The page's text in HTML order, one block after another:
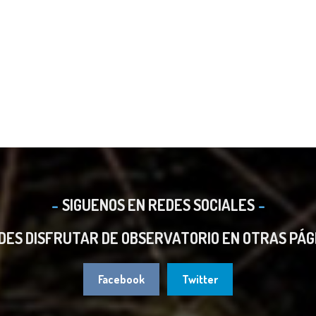
SIGUENOS EN REDES SOCIALES
DISFRUTAR DE OBSERVATORIO EN OTRAS
Facebook Twitter